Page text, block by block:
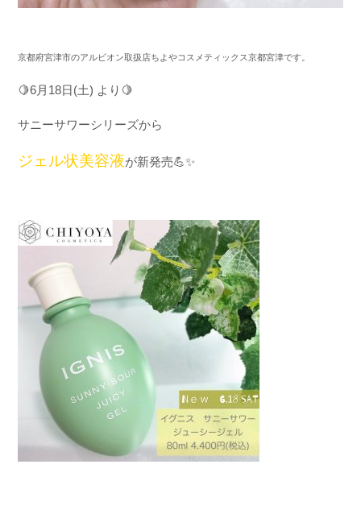
京都府宮津市のアルビオン取扱店ちよやコスメティックス京都宮津です。
🍋6月 18日(土) より 🍋
サニーサワーシリーズから
ジェル状美容液が新発売💪✨